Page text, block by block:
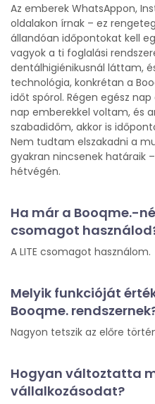
Az emberek WhatsAppon,
oldalakon írnak – ez
állandóan időpontokat kell
vagyok a ti foglalási
dentálhigiénikusnál láttam,
technológia, konkrétan a
időt spórol. Régen egész
nap emberekkel voltam, és
szabadidőm, akkor is
Nem tudtam elszakadni a
gyakran nincsenek határaik
hétvégén.
Ha már a Booqme.-
csomagot
A LITE csomagot használom.
Melyik funkcióját
Booqme.
Nagyon tetszik az előre
Hogyan változtatta
vállalkozásodat?